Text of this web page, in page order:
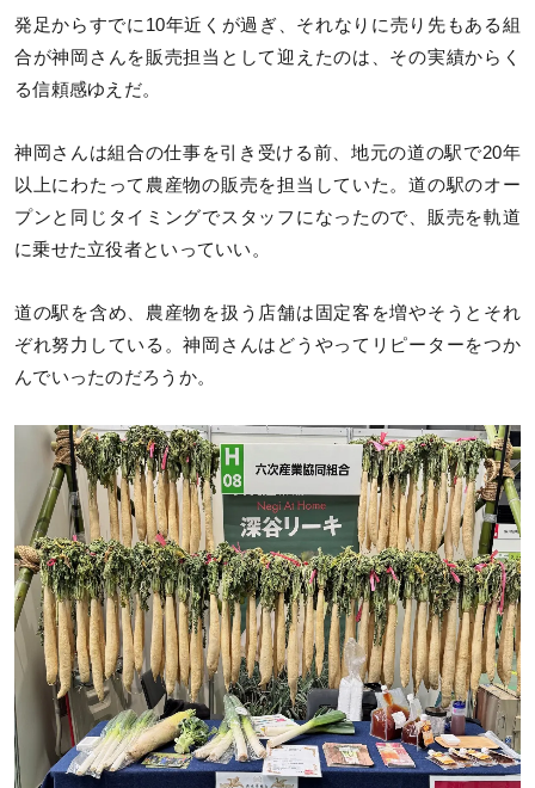
発足からすでに10年近くが過ぎ、それなりに売り先もある組
合が神岡さんを販売担当として迎えたのは、その実績からく
る信頼感ゆえだ。
神岡さんは組合の仕事を引き受ける前、地元の道の駅で20年
以上にわたって農産物の販売を担当していた。道の駅のオー
プンと同じタイミングでスタッフになったので、販売を軌道
に乗せた立役者といっていい。
道の駅を含め、農産物を扱う店舗は固定客を増やそうとそれ
ぞれ努力している。神岡さんはどうやってリピーターをつか
んでいったのだろうか。